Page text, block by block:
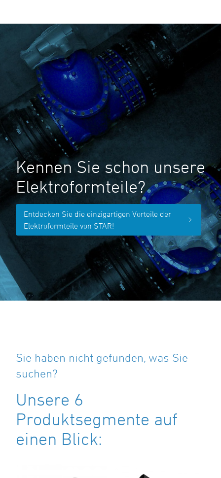
Kennen Sie schon unsere
Elektroformteile?
Entdecken Sie die einzigartigen Vorteile der
Elektroformteile von STAR!
Sie haben nicht gefunden, was Sie
suchen?
Unsere 6
Produktsegmente auf
einen Blick: